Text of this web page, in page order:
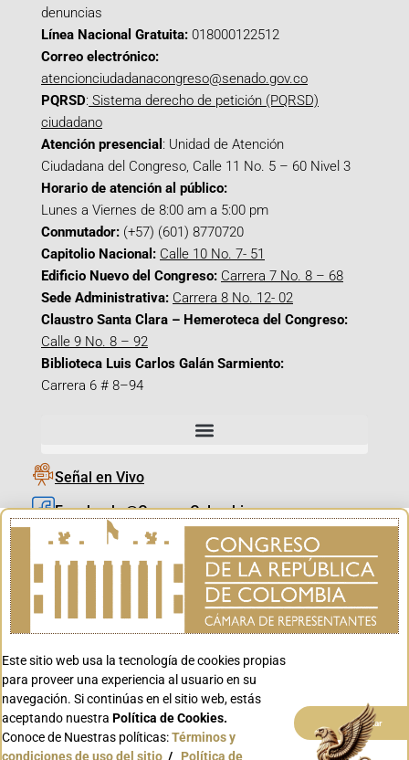
denuncias
Línea Nacional Gratuita: 018000122512
Correo electrónico:
atencionciudadanacongreso@senado.gov.co
PQRSD: Sistema derecho de petición (PQRSD)
ciudadano
Atención presencial : Unidad de Atención
Ciudadana del Congreso, Calle 11 No. 5 – 60 Nivel 3
Horario de atención al público:
Lunes a Viernes de 8:00 am a 5:00 pm
Conmutador: (+57) (601) 8770720
Capitolio Nacional: Calle 10 No. 7- 51
Edificio Nuevo del Congreso: Carrera 7 No. 8 – 68
Sede Administrativa: Carrera 8 No. 12- 02
Claustro Santa Clara – Hemeroteca del Congreso:
Calle 9 No. 8 – 92
Biblioteca Luis Carlos Galán Sarmiento:
Carrera 6 # 8–94
Señal en Vivo
Facebook_@CamaraColombia
Instagram_@CamaraColombia
X_@CamaraColombia
Youtube_@CamaraColombia
Youtube_@CanalCongreso
Este sitio web usa la tecnología de cookies propias
para proveer una experiencia al usuario en su
navegación. Si continúas en el sitio web, estás
aceptando nuestra Política de Cookies.
Conoce de Nuestras políticas:Términos y
condiciones de uso del sitio / Política de
Aceptar